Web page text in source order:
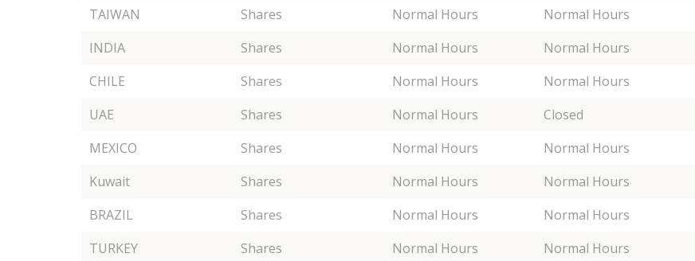
TAIWAN
Shares Normal Hours Normal Hours
INDIA
Shares Normal Hours Normal Hours
CHILE
Shares Normal Hours Normal Hours
UAE
Shares Normal Hours Closed
MEXICO
Shares Normal Hours Normal Hours
Kuwait
Shares Normal Hours Normal Hours
BRAZIL
Shares Normal Hours Normal Hours
TURKEY
Shares Normal Hours Normal Hours